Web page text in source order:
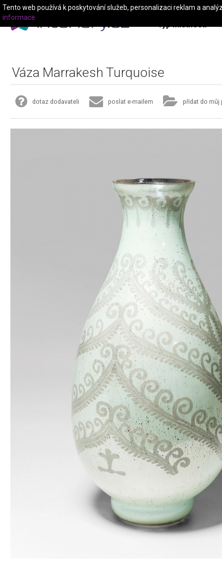
Typ místnosti
Váza Marrakesh Turquoise
dotaz dodavateli poslat e-mailem přidat do můj
Tento web používá k poskytování služeb, personalizaci reklam a
informace